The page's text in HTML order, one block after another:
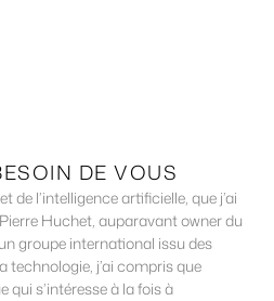
DE VOUS
de l’intelligence artificielle, que j’ai
Huchet, auparavant owner du
groupe international issu des
technologie, j’ai compris que
qui s’intéresse à la fois à